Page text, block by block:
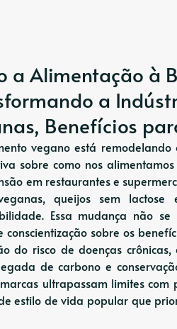
a Alimentação à
a
Benefícios
vegano está
sobre como nos
em restaurantes e
queijos sem
Essa mudança não
conscientização sobre os
do risco de doenças
de carbono e
ultrapassam limites
estilo de vida popular que